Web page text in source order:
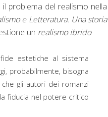
problema del realismo nella
e Letteratura. Una storia
un realismo ibrido:
estetiche al sistema
probabilmente, bisogna
gli autori dei romanzi
fiducia nel potere critico